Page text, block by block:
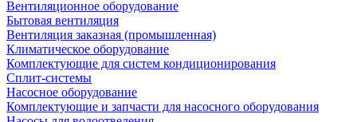
Вентиляционное оборудование
Бытовая вентиляция
Вентиляция заказная (промышленная)
Климатическое оборудование
Комплектующие для систем кондиционирования
Сплит-системы
Насосное оборудование
Комплектующие и запчасти для насосного оборудования